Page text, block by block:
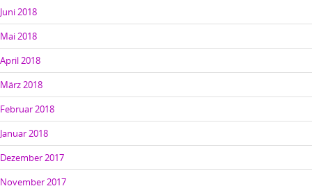
Juni 2018
Mai 2018
April 2018
März 2018
Februar 2018
Januar 2018
Dezember 2017
November 2017